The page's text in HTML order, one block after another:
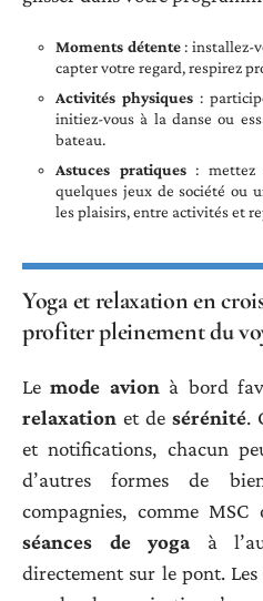
Moments détente: installez-
capter votre regard, respirez
Activités physiques:
initiez-vous à la danse ou
bateau.
Astuces pratiques: mettez
quelques jeux de société ou
les plaisirs, entre activités et
Yoga et relaxation en
profiter pleinement du
Lemode avion à bord
relaxation et de sérénité.
et notifications, chacun
d’autres formes de
compagnies, comme
séances de yoga à
directement sur le pont.